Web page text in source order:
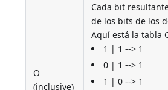
O
(inclusive)
Cada bit
de los bits de los
Aquí está la tabla
1 | 1 --> 1
0 | 1 --> 1
1 | 0 --> 1